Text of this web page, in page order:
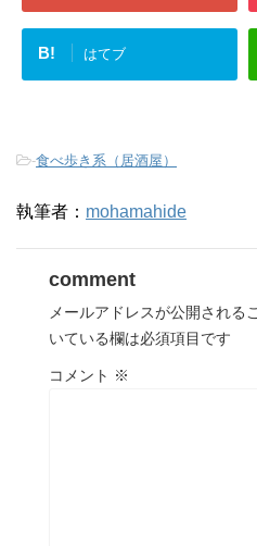
B! はてブ
-食べ歩き系（居酒屋）
執筆者： mohamahide
comment
メールアドレスが公開される
いている欄は必須項目です
コメント ※